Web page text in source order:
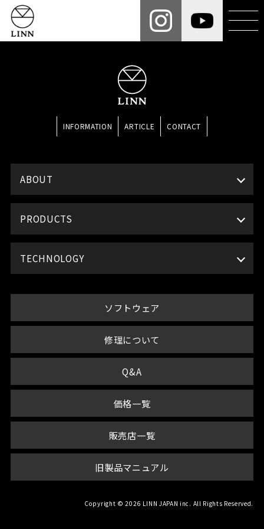
INFORMATION ARTICLE CONTACT
ABOUT
PRODUCTS
TECHNOLOGY
ソフトウェア
修理について
Q&A
価格一覧
販売店一覧
旧製品マニュアル
Copyright © 2026 LINN JAPAN inc. All Rights Reserved.